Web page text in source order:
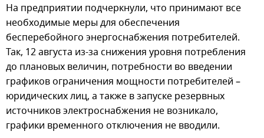
На предприятии подчеркнули, что принимают все
необходимые меры для обеспечения
бесперебойного энергоснабжения потребителей.
Так, 12 августа из-за снижения уровня потребления
до плановых величин, потребности во введении
графиков ограничения мощности потребителей –
юридических лиц, а также в запуске резервных
источников электроснабжения не возникало,
графики временного отключения не вводили.